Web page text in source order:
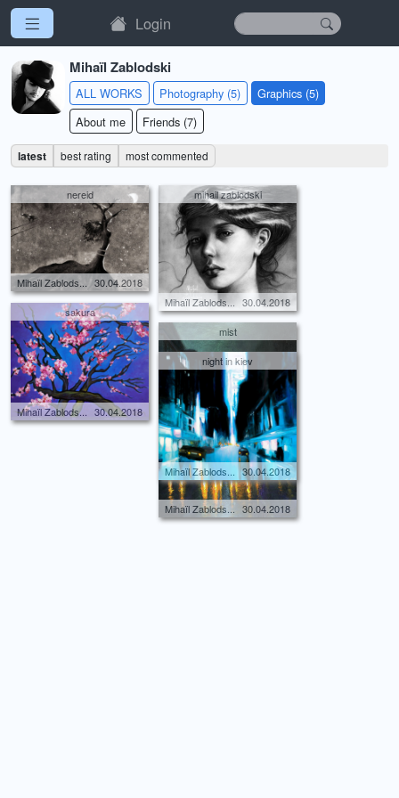
Login
Mihaïl Zablodski
ALL WORKS Photography (5)
Graphics (5)
About me
Friends (7)
latest best rating most commented
nereid
Mihaïl Zablods... 30.04.2018
mihail zablodski
Mihaïl Zablods... 30.04.2018
sakura
Mihaïl Zablods... 30.04.2018
mist
Mihaïl Zablods... 30.04.2018
night in kiev
Mihaïl Zablods... 30.04.2018